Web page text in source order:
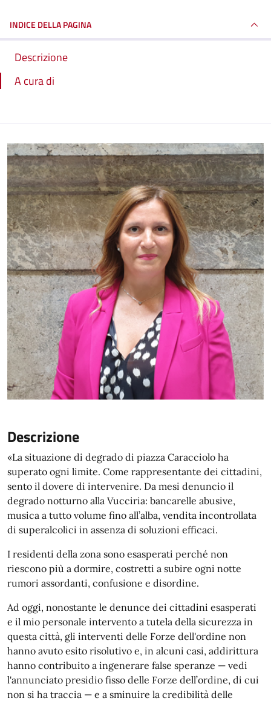
INDICE DELLA PAGINA
Descrizione
A cura di
Descrizione
«La situazione di degrado di piazza Caracciolo ha
superato ogni limite. Come rappresentante dei cittadini,
sento il dovere di intervenire. Da mesi denuncio il
degrado notturno alla Vucciria: bancarelle abusive,
musica a tutto volume fino all’alba, vendita incontrollata
di superalcolici in assenza di soluzioni efficaci.
I residenti della zona sono esasperati perché non
riescono più a dormire, costretti a subire ogni notte
rumori assordanti, confusione e disordine.
Ad oggi, nonostante le denunce dei cittadini esasperati
e il mio personale intervento a tutela della sicurezza in
questa città, gli interventi delle Forze dell'ordine non
hanno avuto esito risolutivo e, in alcuni casi, addirittura
hanno contribuito a ingenerare false speranze — vedi
l'annunciato presidio fisso delle Forze dell’ordine, di cui
non si ha traccia — e a sminuire la credibilità delle